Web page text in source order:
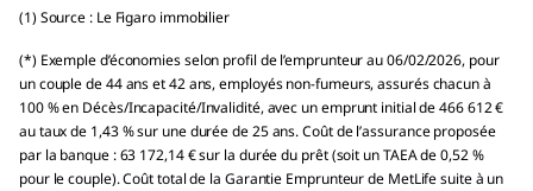
(1) Source : Le Figaro immobilier
(*) Exemple d’économies selon profil de l’emprunteur au 06/02/2026, pour
un couple de 44 ans et 42 ans, employés non-fumeurs, assurés chacun à
100 % en Décès/Incapacité/Invalidité, avec un emprunt initial de 466 612 €
au taux de 1,43 % sur une durée de 25 ans. Coût de l’assurance proposée
par la banque : 63 172,14 € sur la durée du prêt (soit un TAEA de 0,52 %
pour le couple). Coût total de la Garantie Emprunteur de MetLife suite à un